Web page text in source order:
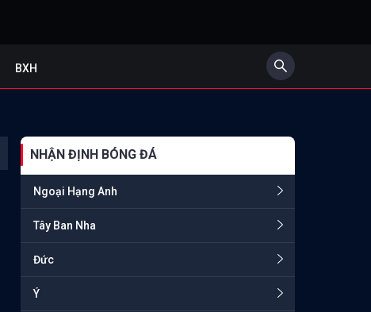
BXH
NHẬN ĐỊNH BÓNG ĐÁ
Ngoại Hạng Anh
Tây Ban Nha
Đức
Ý